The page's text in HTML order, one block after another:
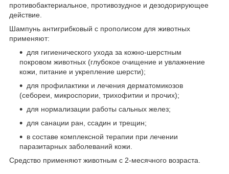
противобактериальное, противозудное и дезодорирующее
действие.
Шампунь антигрибковый с прополисом для животных
применяют:
для гигиенического ухода за кожно-шерстным
покровом животных (глубокое очищение и увлажнение
кожи, питание и укрепление шерсти);
для профилактики и лечения дерматомикозов
(себореи, микроспории, трихофитии и прочих);
для нормализации работы сальных желез;
для санации ран, ссадин и трещин;
в составе комплексной терапии при лечении
паразитарных заболеваний кожи.
Средство применяют животным с 2-месячного возраста.